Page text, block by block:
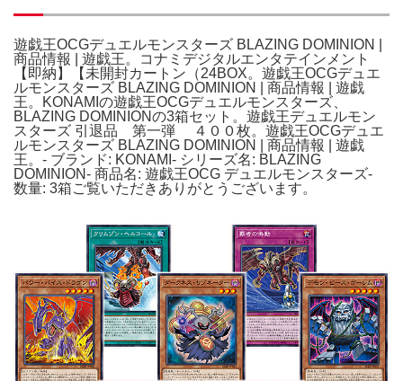
遊戯王OCGデュエルモンスターズ BLAZING DOMINION |
商品情報 | 遊戯王。コナミデジタルエンタテインメント
【即納】【未開封カートン（24BOX。遊戯王OCGデュエ
ルモンスターズ BLAZING DOMINION | 商品情報 | 遊戯
王。KONAMIの遊戯王OCGデュエルモンスターズ、
BLAZING DOMINIONの3箱セット。遊戯王デュエルモン
スターズ 引退品 第一弾 ４００枚。遊戯王OCGデュエ
ルモンスターズ BLAZING DOMINION | 商品情報 | 遊戯
王。- ブランド: KONAMI- シリーズ名: BLAZING
DOMINION- 商品名: 遊戯王OCG デュエルモンスターズ-
数量: 3箱ご覧いただきありがとうございます。